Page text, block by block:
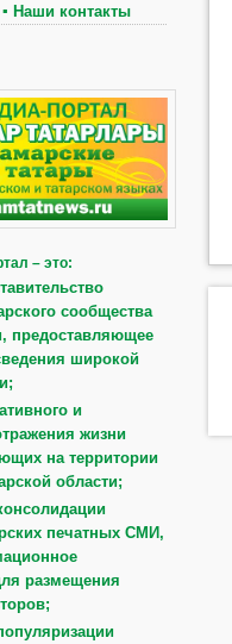
Наши контакты
– это:
сообщества
предоставляющее
широкой
и
жизни
на территории
области;
печатных СМИ,
размещения